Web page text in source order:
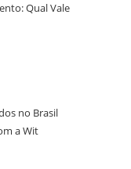
Qual Vale
no Brasil
a Wit